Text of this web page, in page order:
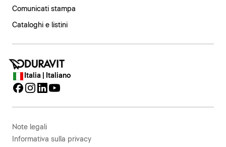
Comunicati stampa
Cataloghi e listini
Italia | Italiano
Note legali
Informativa sulla privacy